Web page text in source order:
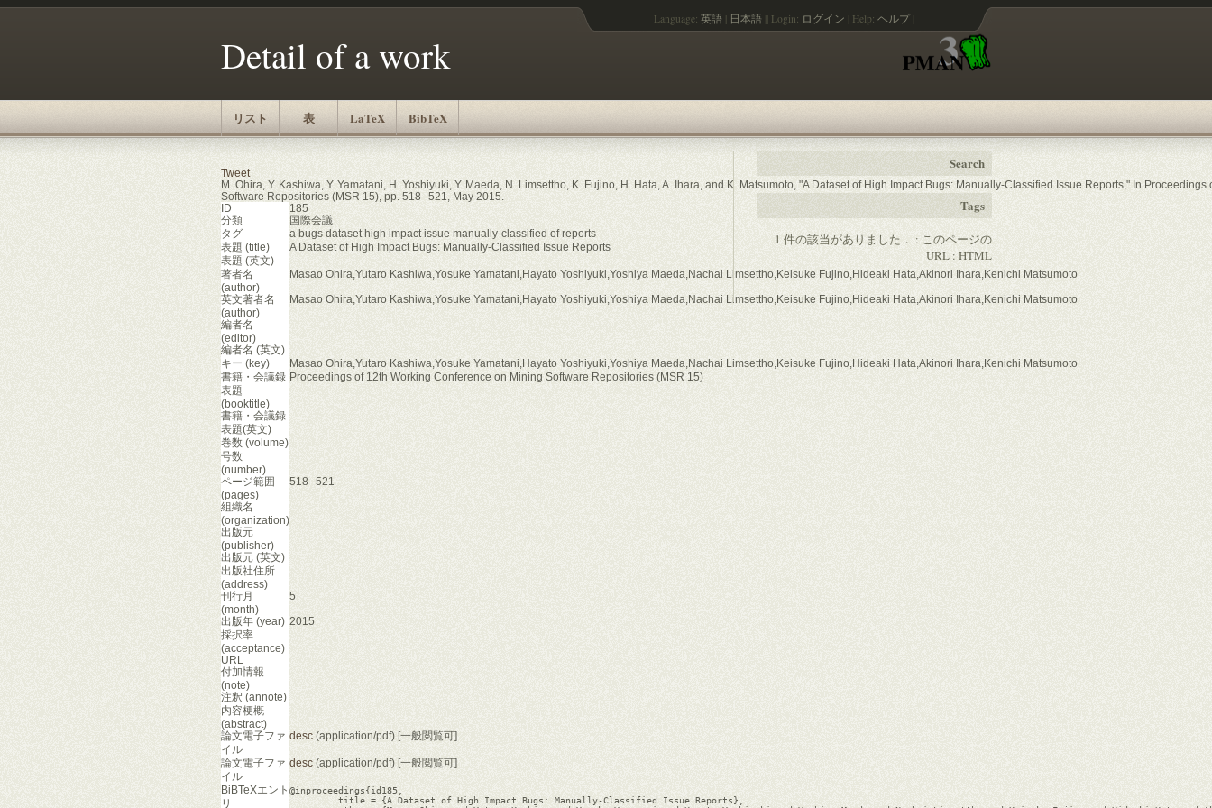
Language: 英語 | 日本語 || Login: ログイン | Help: ヘルプ |
Detail of a work
リスト 表 LaTeX BibTeX
Tweet
M. Ohira, Y. Kashiwa, Y. Yamatani, H. Yoshiyuki, Y. Maeda, N. Limsettho, K. Fujino, H. Hata, A. Ihara, and K. Matsumoto, "A Dataset of High Impact Bugs: Manually-Classified Issue Reports," In
Software Repositories (MSR 15), pp. 518--521, May 2015.
ID
185
分類
国際会議
タグ
a bugs dataset high impact issue manually-classified of reports
表題 (title)
A Dataset of High Impact Bugs: Manually-Classified Issue Reports
表題 (英文)
著者名
(author)
Masao Ohira,Yutaro Kashiwa,Yosuke Yamatani,Hayato Yoshiyuki,Yoshiya Maeda,Nachai Limsettho,Keisuke Fujino,Hideaki Hata,Akinori Ihara,Kenichi Matsumoto
英文著者名
(author)
Masao Ohira,Yutaro Kashiwa,Yosuke Yamatani,Hayato Yoshiyuki,Yoshiya Maeda,Nachai Limsettho,Keisuke Fujino,Hideaki Hata,Akinori Ihara,Kenichi Matsumoto
編者名
(editor)
編者名 (英文)
キー (key)
Masao Ohira,Yutaro Kashiwa,Yosuke Yamatani,Hayato Yoshiyuki,Yoshiya Maeda,Nachai Limsettho,Keisuke Fujino,Hideaki Hata,Akinori Ihara,Kenichi Matsumoto
書籍・会議録
表題
(booktitle)
Proceedings of 12th Working Conference on Mining Software Repositories (MSR 15)
書籍・会議録
表題(英文)
巻数 (volume)
号数
(number)
ページ範囲
(pages)
518--521
組織名
(organization)
出版元
(publisher)
出版元 (英文)
出版社住所
(address)
刊行月
(month)
5
出版年 (year) 2015
採択率
(acceptance)
URL
付加情報
(note)
注釈 (annote)
内容梗概
(abstract)
論文電子ファ
イル
desc(application/pdf) [一般閲覧可]
論文電子ファ
イル
desc(application/pdf) [一般閲覧可]
BiBTeXエント
リ
@inproceedings{id185,
         title = {A Dataset of High Impact Bugs: Manually-Classified Issue Reports},
Search
Tags
1 件の該当がありました． : このページの
URL: HTML